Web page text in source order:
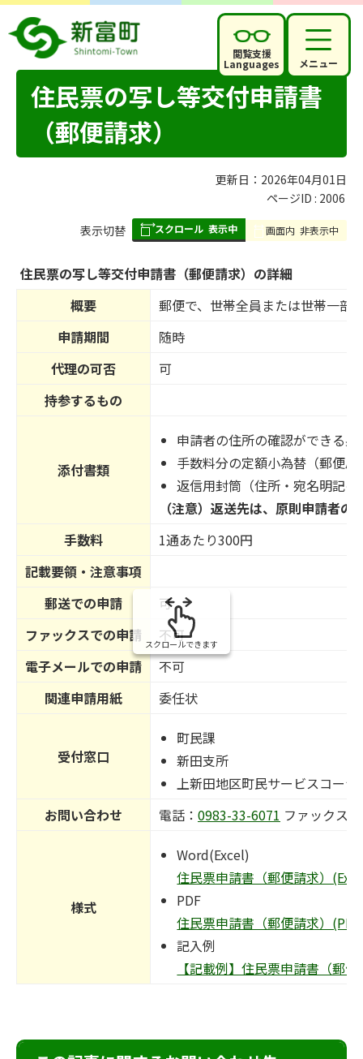
閲覧支援
Languages メニュー
住民票の写し等交付申請書
（郵便請求）
更新日：2026年04月01日
ページID : 2006
表
み
の
表示切替 スクロール 表示中 画面内 非表示中
住民票の写し等交付申請書（郵便請求）の詳細
概要
郵便で、世帯全員または世帯一部
申請期間
随時
代理の可否
可
持参するもの
添付書類
申請者の住所の確認ができる
手数料分の定額小為替（郵便局
返信用封筒（住所・宛名明記
（注意）返送先は、原則申請者の
手数料
1通あたり300円
記載要領・注意事項
郵送での申請
可
ファックスでの申請
不可
電子メールでの申請
不可
関連申請用紙
委任状
受付窓口
町民課
新田支所
上新田地区町民サービスコーナ
お問い合わせ
電話： 0983-33-6071 ファックス
様式
Word(Excel)
住民票申請書（郵便請求）
PDF
住民票申請書（郵便請求）
記入例
【記載例】住民票申請書（郵
スクロールできます